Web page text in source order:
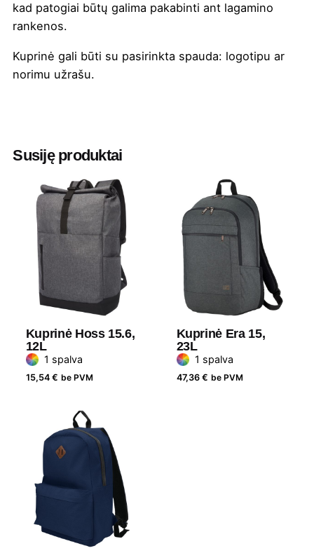
kad patogiai būtų galima pakabinti ant lagamino
rankenos.
Kuprinė gali būti su pasirinkta spauda: logotipu ar
norimu užrašu.
Plotis 48
Medžiaga Nailonas
Susiję produktai
Kuprinė Hoss 15.6,
12L
1 spalva
15,54 € be PVM
Kuprinė Era 15,
23L
1 spalva
47,36 € be PVM